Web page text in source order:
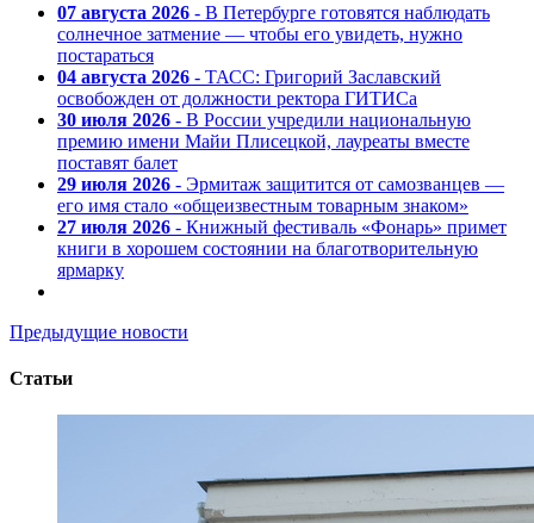
07 августа 2026 - В Петербурге готовятся наблюдать
солнечное затмение — чтобы его увидеть, нужно
постараться
04 августа 2026 - ТАСС: Григорий Заславский
освобожден от должности ректора ГИТИСа
30 июля 2026 - В России учредили национальную
премию имени Майи Плисецкой, лауреаты вместе
поставят балет
29 июля 2026 - Эрмитаж защитится от самозванцев —
его имя стало «общеизвестным товарным знаком»
27 июля 2026 - Книжный фестиваль «Фонарь» примет
книги в хорошем состоянии на благотворительную
ярмарку
Предыдущие новости
Статьи